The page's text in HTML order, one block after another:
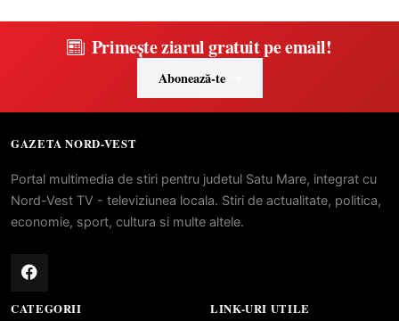
Primește ziarul gratuit pe email!
Abonează-te
GAZETA NORD-VEST
Portal multimedia de stiri pentru judetul Satu Mare, integrat cu
Nord-Vest TV - televiziunea locala. Stiri de actualitate, politica,
economie, sport, cultura si multe altele.
CATEGORII LINK-URI UTILE